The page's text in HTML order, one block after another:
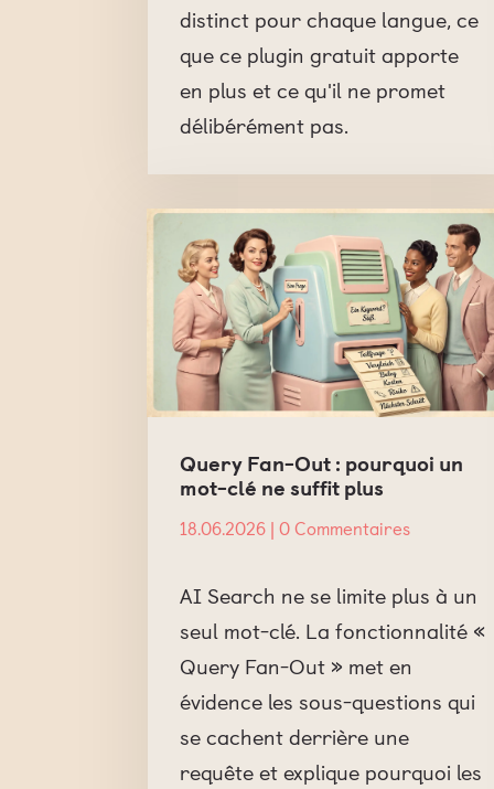
distinct pour chaque langue, ce
que ce plugin gratuit apporte
en plus et ce qu'il ne promet
délibérément pas.
Query Fan-Out : pourquoi un
mot-clé ne suffit plus
18.06.2026 | 0 Commentaires
AI Search ne se limite plus à un
seul mot-clé. La fonctionnalité «
Query Fan-Out » met en
évidence les sous-questions qui
se cachent derrière une
requête et explique pourquoi les